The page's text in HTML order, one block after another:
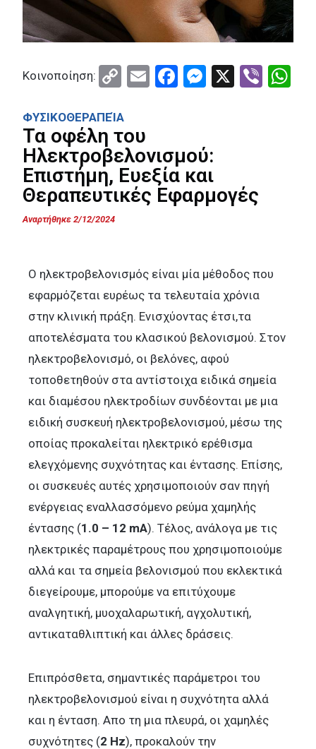
Κοινοποίηση:
C
py
Li
n
k
E
F
o
o
M
g
er
X
Vi
ΦΥΣΙΚΟΘΕΡΑΠΕΊΑ
Τα οφέλη του
Ηλεκτροβελονισμού:
Επιστήμη, Ευεξία και
Θεραπευτικές Εφαρμογές
Αναρτήθηκε 2/12/2024
Ο ηλεκτροβελονισμός είναι μία μέθοδος που
εφαρμόζεται ευρέως τα τελευταία χρόνια
στην κλινική πράξη. Ενισχύοντας έτσι,τα
αποτελέσματα του κλασικού βελονισμού. Στον
ηλεκτροβελονισμό, οι βελόνες, αφού
τοποθετηθούν στα αντίστοιχα ειδικά σημεία
και διαμέσου ηλεκτροδίων συνδέονται με μια
ειδική συσκευή ηλεκτροβελονισμού, μέσω της
οποίας προκαλείται ηλεκτρικό ερέθισμα
ελεγχόμενης συχνότητας και έντασης. Επίσης,
οι συσκευές αυτές χρησιμοποιούν σαν πηγή
ενέργειας εναλλασσόμενο ρεύμα χαμηλής
έντασης (1.0 – 12 mΑ). Τέλος, ανάλογα με τις
ηλεκτρικές παραμέτρους που χρησιμοποιούμε
αλλά και τα σημεία βελονισμού που εκλεκτικά
διεγείρουμε, μπορούμε να επιτύχουμε
αναλγητική, μυοχαλαρωτική, αγχολυτική,
αντικαταθλιπτική και άλλες δράσεις.
Επιπρόσθετα, σημαντικές παράμετροι του
ηλεκτροβελονισμού είναι η συχνότητα αλλά
και η ένταση. Απο τη μια πλευρά, οι χαμηλές
συχνότητες (2 Hz), προκαλούν την